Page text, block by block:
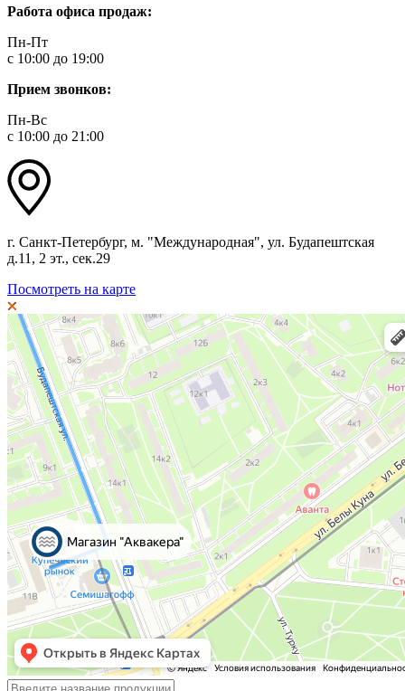
Работа офиса продаж:
Пн-Пт
с 10:00 до 19:00
Прием звонков:
Пн-Вс
с 10:00 до 21:00
г. Санкт-Петербург, м. "Международная", ул. Будапештская
д.11, 2 эт., сек.29
Посмотреть на карте